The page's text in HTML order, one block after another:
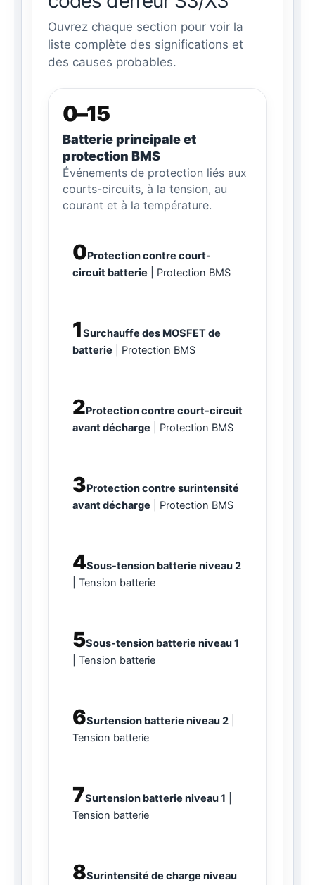
Ouvrez chaque section pour voir la
liste complète des significations et
des causes probables.
0–15
Batterie principale et
protection BMS
Événements de protection liés aux
courts-circuits, à la tension, au
courant et à la température.
0Protection contre court-
circuit batterie
Protection BMS
1Surchauffe des MOSFET de
batterie
Protection BMS
2Protection contre court-circuit
avant décharge
Protection BMS
3Protection contre surintensité
avant décharge
Protection BMS
4Sous-tension batterie niveau 2
Tension batterie
5Sous-tension batterie niveau 1
Tension batterie
6Surtension batterie niveau 2
Tension batterie
7Surtension batterie niveau 1
Tension batterie
8Surintensité de charge niveau